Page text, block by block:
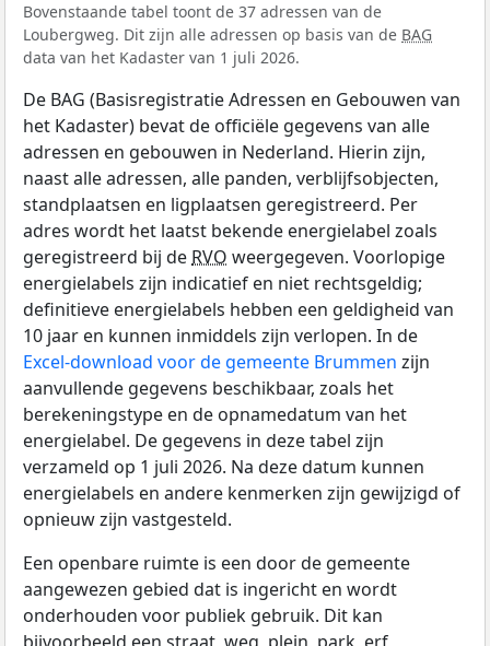
Bovenstaande tabel toont de 37 adressen van de
Loubergweg. Dit zijn alle adressen op basis van de BAG
data van het Kadaster van 1 juli 2026.
De BAG (Basisregistratie Adressen en Gebouwen van
het Kadaster) bevat de officiële gegevens van alle
adressen en gebouwen in Nederland. Hierin zijn,
naast alle adressen, alle panden, verblijfsobjecten,
standplaatsen en ligplaatsen geregistreerd. Per
adres wordt het laatst bekende energielabel zoals
geregistreerd bij de RVO weergegeven. Voorlopige
energielabels zijn indicatief en niet rechtsgeldig;
definitieve energielabels hebben een geldigheid van
10 jaar en kunnen inmiddels zijn verlopen. In de
Excel-download voor de gemeente Brummen zijn
aanvullende gegevens beschikbaar, zoals het
berekeningstype en de opnamedatum van het
energielabel. De gegevens in deze tabel zijn
verzameld op 1 juli 2026. Na deze datum kunnen
energielabels en andere kenmerken zijn gewijzigd of
opnieuw zijn vastgesteld.
Een openbare ruimte is een door de gemeente
aangewezen gebied dat is ingericht en wordt
onderhouden voor publiek gebruik. Dit kan